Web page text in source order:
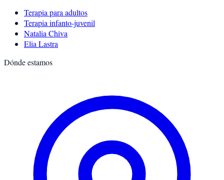
Terapia para adultos
Terapia infanto-juvenil
Natalia Chiva
Elia Lastra
Dónde estamos